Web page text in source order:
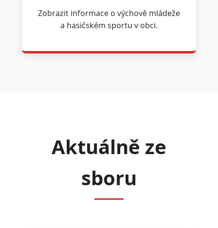
Zobrazit informace o výchově mládeže
a hasičském sportu v obci.
Aktuálně ze
sboru